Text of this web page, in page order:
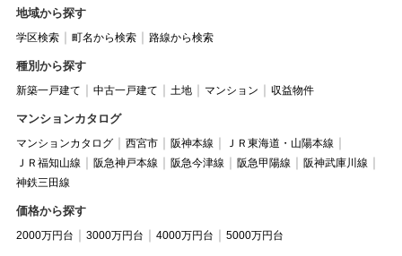
地域から探す
学区検索 町名から検索 路線から検索
種別から探す
新築一戸建て 中古一戸建て 土地 マンション 収益物件
マンションカタログ
マンションカタログ 西宮市 阪神本線
ＪＲ東海道・山陽本線
ＪＲ福知山線
阪急神戸本線 阪急今津線 阪急甲陽線
阪神武庫川線
神鉄三田線
価格から探す
2000万円台 3000万円台 4000万円台 5000万円台